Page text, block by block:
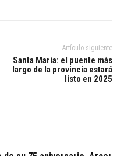
Artículo siguiente
Santa María: el puente más
largo de la provincia estará
listo en 2025